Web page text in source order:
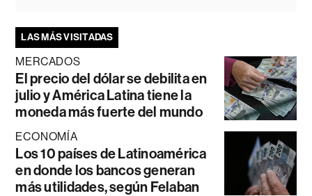
LAS MÁS VISITADAS
MERCADOS
El precio del dólar se debilita en
julio y América Latina tiene la
moneda más fuerte del mundo
ECONOMÍA
Los 10 países de Latinoamérica
en donde los bancos generan
más utilidades, según Felaban